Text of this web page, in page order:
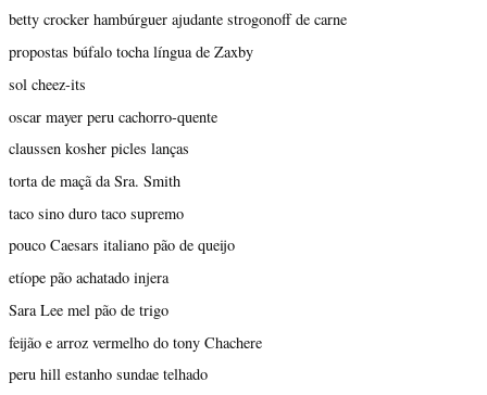
betty crocker hambúrguer ajudante strogonoff de carne
propostas búfalo tocha língua de Zaxby
sol cheez-its
oscar mayer peru cachorro-quente
claussen kosher picles lanças
torta de maçã da Sra. Smith
taco sino duro taco supremo
pouco Caesars italiano pão de queijo
etíope pão achatado injera
Sara Lee mel pão de trigo
feijão e arroz vermelho do tony Chachere
peru hill estanho sundae telhado